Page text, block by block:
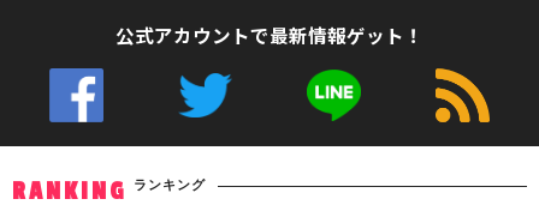
公式アカウントで最新情報ゲット！
RANKING ランキング